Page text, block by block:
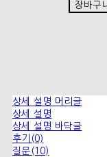
장바구
상세 설명 머리글
상세 설명
상세 설명 바닥글
후기(0)
질문(10)